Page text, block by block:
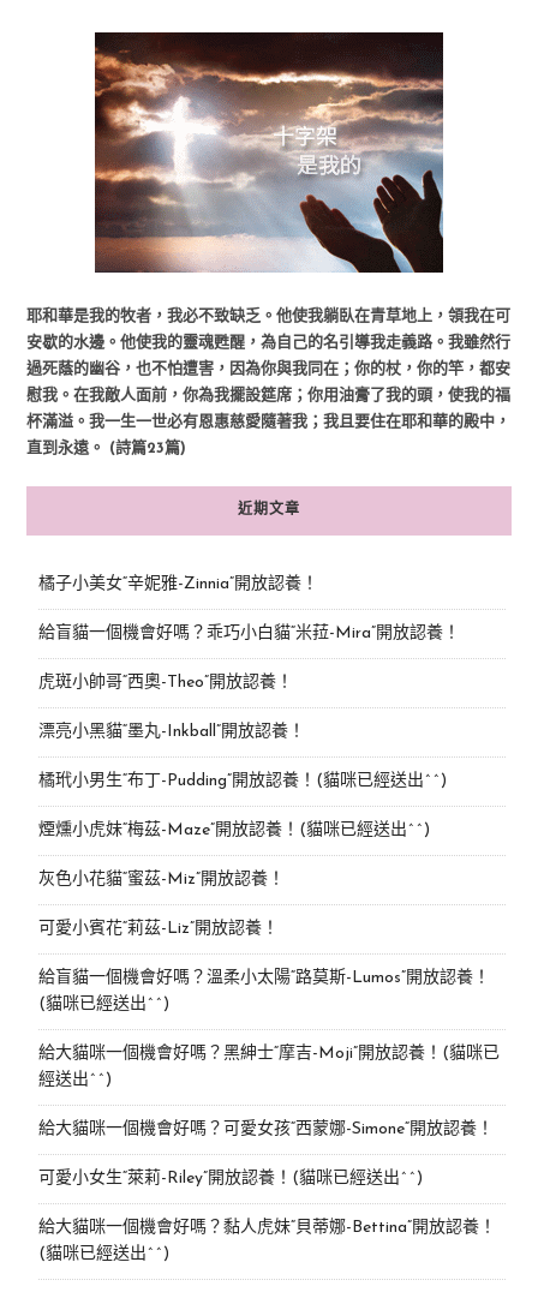
耶和華是我的牧者，我必不致缺乏。他使我躺臥在青草地上，領我在可
安歇的水邊。他使我的靈魂甦醒，為自己的名引導我走義路。我雖然行
過死蔭的幽谷，也不怕遭害，因為你與我同在；你的杖，你的竿，都安
慰我。在我敵人面前，你為我擺設筵席；你用油膏了我的頭，使我的福
杯滿溢。我一生一世必有恩惠慈愛隨著我；我且要住在耶和華的殿中，
直到永遠。 (詩篇23篇)
近期文章
橘子小美女“辛妮雅-Zinnia”開放認養！
給盲貓一個機會好嗎？乖巧小白貓“米菈-Mira”開放認養！
虎斑小帥哥“西奧-Theo”開放認養！
漂亮小黑貓“墨丸-Inkball”開放認養！
橘玳小男生“布丁-Pudding”開放認養！(貓咪已經送出^^)
煙燻小虎妹“梅茲-Maze”開放認養！(貓咪已經送出^^)
灰色小花貓“蜜茲-Miz”開放認養！
可愛小賓花“莉茲-Liz”開放認養！
給盲貓一個機會好嗎？溫柔小太陽“路莫斯-Lumos”開放認養！
(貓咪已經送出^^)
給大貓咪一個機會好嗎？黑紳士“摩吉-Moji”開放認養！(貓咪已
經送出^^)
給大貓咪一個機會好嗎？可愛女孩“西蒙娜-Simone“開放認養！
可愛小女生“萊莉-Riley”開放認養！(貓咪已經送出^^)
給大貓咪一個機會好嗎？黏人虎妹“貝蒂娜-Bettina”開放認養！
(貓咪已經送出^^)